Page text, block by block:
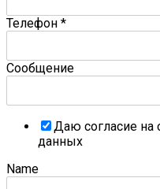
Телефон *
Сообщение
Даю согласие на
данных
Name